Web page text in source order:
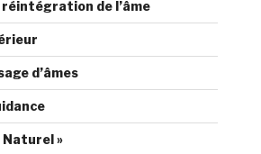
de l’âme
d’âmes
Naturel »